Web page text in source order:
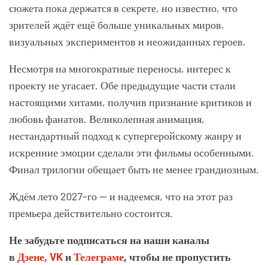
сюжета пока держатся в секрете, но известно, что
зрителей ждёт ещё больше уникальных миров,
визуальных экспериментов и неожиданных героев.
Несмотря на многократные переносы, интерес к
проекту не угасает. Обе предыдущие части стали
настоящими хитами, получив признание критиков и
любовь фанатов. Великолепная анимация,
нестандартный подход к супергеройскому жанру и
искренние эмоции сделали эти фильмы особенными.
Финал трилогии обещает быть не менее грандиозным.
Ждём лето 2027-го — и надеемся, что на этот раз
премьера действительно состоится.
Не забудьте подписаться на наши каналы
в Дзене, VKиТелеграме, чтобы не пропустить